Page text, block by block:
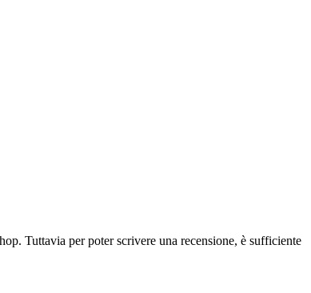
Tuttavia per poter scrivere una recensione, è sufficiente